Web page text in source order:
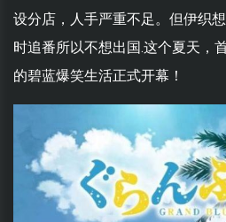
设分店，人手严重不足。但伊织
时追番所以不想出国.这个夏天，
的碧蓝爆笑生活正式开幕！